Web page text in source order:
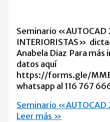
Seminario «AUTOCAD
INTERIORISTAS»
Anabela Diaz Para
datos aquí
https://forms.gle/
whatsapp al 116 767
Seminario
Leer más »